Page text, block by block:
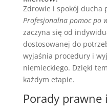
Zdrowie i spokój ducha
Profesjonalna pomoc po
zaczyna się od
dostosowanej do
wyjaśnia procedury i
niemieckiego. Dzięki
każdym etapie.
Porady